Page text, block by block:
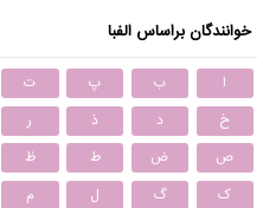
خوانندگان براساس الفبا
ا ب پ ت
خ
د ذ ر
ص
ض ط ظ
ک
گ ل م